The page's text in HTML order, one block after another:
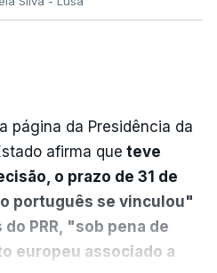
página da Presidência da
afirma que teve
o prazo de 31 de
português se vinculou"
PRR, "sob pena de
europeu associado a